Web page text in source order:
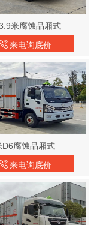
米腐蚀品厢式
来电询底价
D6腐蚀品厢式
来电询底价